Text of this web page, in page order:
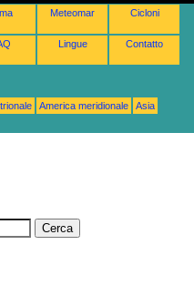
Meteomar Cicloni
Lingue Contatto
America meridionale
Asia